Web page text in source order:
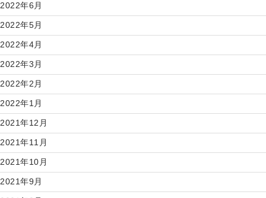
2022年6月
2022年5月
2022年4月
2022年3月
2022年2月
2022年1月
2021年12月
2021年11月
2021年10月
2021年9月